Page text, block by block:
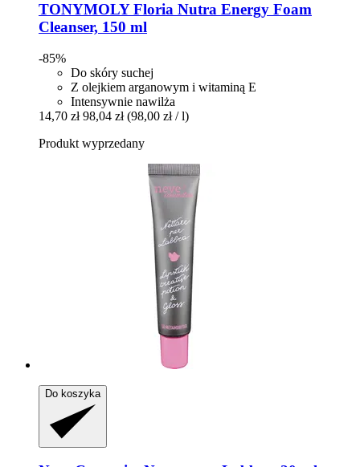
TONYMOLYFloria Nutra Energy Foam
Cleanser, 150 ml
-85%
Do skóry suchej
Z olejkiem arganowym i witaminą E
Intensywnie nawilża
14,70 zł 98,04 zł (98,00 zł / l)
Produkt wyprzedany
Do koszyka